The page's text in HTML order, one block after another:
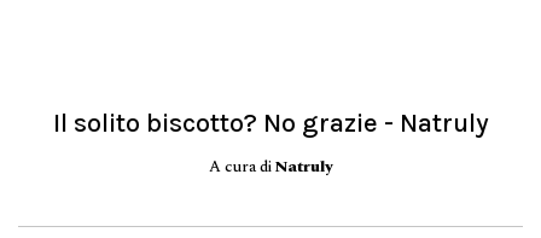
Il solito biscotto? No grazie - Natruly
A cura diNatruly